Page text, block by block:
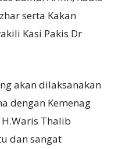
serta Kakan
Kasi Pakis Dr
akan dilaksanakan
dengan Kemenag
Thalib
dan sangat